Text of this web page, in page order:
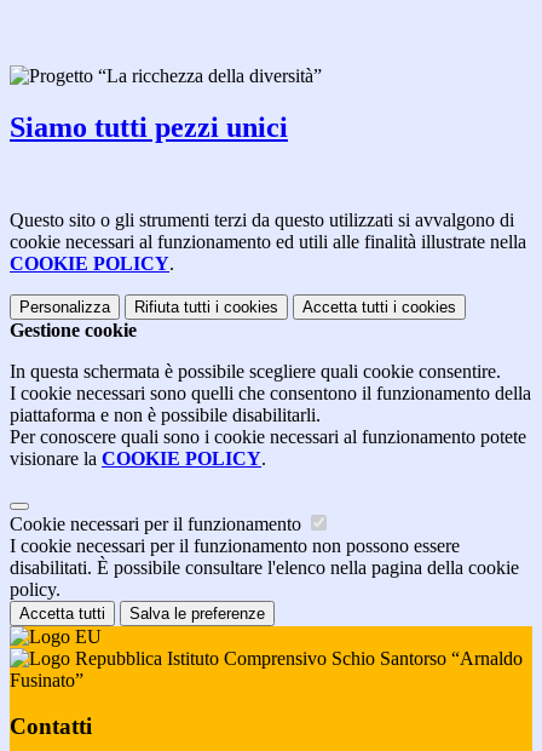
Siamo tutti pezzi unici
Questo sito o gli strumenti terzi da questo utilizzati si avvalgono di
cookie necessari al funzionamento ed utili alle finalità illustrate nella
COOKIE POLICY.
Personalizza Rifiuta tutti i cookies Accetta tutti i cookies
Gestione cookie
In questa schermata è possibile scegliere quali cookie consentire.
I cookie necessari sono quelli che consentono il funzionamento della
piattaforma e non è possibile disabilitarli.
Per conoscere quali sono i cookie necessari al funzionamento potete
visionare la COOKIE POLICY.
Cookie necessari per il funzionamento
I cookie necessari per il funzionamento non possono essere
disabilitati. È possibile consultare l'elenco nella pagina della cookie
policy.
Accetta tutti Salva le preferenze
Istituto Comprensivo Schio Santorso “Arnaldo
Fusinato”
Contatti